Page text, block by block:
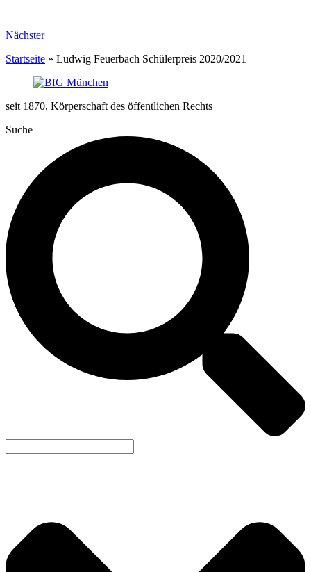
Nächster
Startseite » Ludwig Feuerbach Schülerpreis 2020/2021
seit 1870, Körperschaft des öffentlichen Rechts
Suche